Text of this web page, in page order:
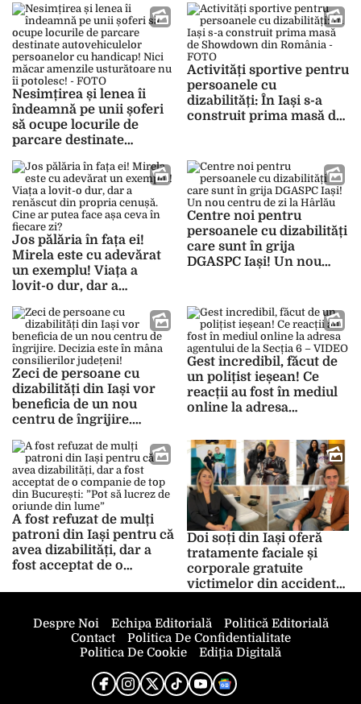
Nesimțirea și lenea îi
îndeamnă pe unii șoferi
să ocupe locurile de
parcare destinate
persoanelor cu
handicap! Nici măcar
amenzile usturătoare nu
îi potolesc! – FOTO
Activități sportive pentru
persoanele cu
dizabilități: În Iași s-a
construit prima masă de
Jos pălăria în fața ei!
Mirela este cu adevărat
un exemplu! Viața a
lovit-o dur, dar a
cenușă. Cine ar putea
face așa ceva în fiecare
zi?
Centre noi pentru
persoanele cu dizabilități
care sunt în grija
DGASPC Iași! Un nou
Zeci de persoane cu
dizabilități din Iași vor
beneficia de un nou
centru de îngrijire.
consilierilor județeni!
Gest incredibil, făcut de
un polițist ieșean! Ce
reacții au fost în mediul
online la adresa
VIDEO
A fost refuzat de mulți
patroni din Iași pentru că
avea dizabilități, dar a
fost acceptat de o
București: ”Pot să lucrez
Doi soți din Iași oferă
tratamente faciale și
corporale gratuite
victimelor din accidente
scaune cu rotile, care au
venit în clinică, au fost
impresionate. „A plâns
când s-a văzut în
oglindă” – FOTO/VIDEO
Despre Noi Echipa Editorială
Politică Editorială
Contact
Politica De Confidentialitate
Politica De Cookie
Ediția Digitală